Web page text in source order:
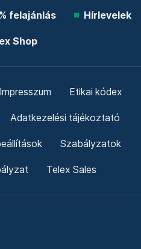
felajánlás Hírlevelek
Shop
Impresszum Etikai kódex
Adatkezelési tájékoztató
Szabályzatok
Telex Sales